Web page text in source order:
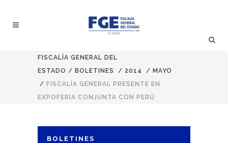
FISCALÍA GENERAL DEL
ESTADO / BOLETINES / 2014 / MAYO
/ FISCALÍA GENERAL PRESENTE EN
EXPOFERIA CONJUNTA CON PERÚ
BOLETINES